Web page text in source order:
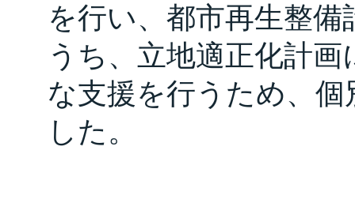
を行い、都市再生整
うち、立地適正化計
な支援を行うため、
した。